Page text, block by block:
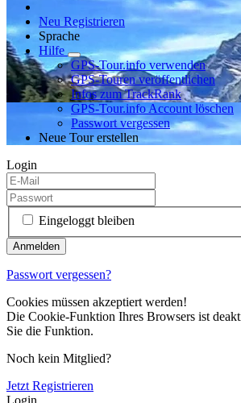
Neu Registrieren
Sprache
Hilfe
GPS-Tour.info verwenden
GPS-Touren veröffentlichen
Infos zum TrackRank
GPS-Tour.info Account löschen
Passwort vergessen
Neue Tour erstellen
Login
Eingeloggt bleiben
Passwort vergessen?
Cookies müssen akzeptiert werden!
Die Cookie-Funktion Ihres Browsers ist
Sie die Funktion.
Noch kein Mitglied?
Jetzt Registrieren